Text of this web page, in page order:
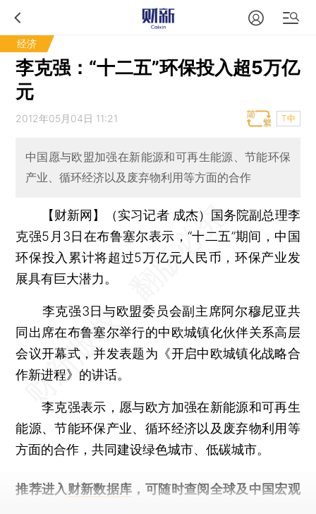
经济
李克强：“十二五”环保投入超5万亿
元
2012年05月04日 11:21 T中
中国愿与欧盟加强在新能源和可再生能源、节能环保
产业、循环经济以及废弃物利用等方面的合作
【财新网】（实习记者 成杰） 国务院副总理李
克强5月3日在布鲁塞尔表示，“十二五”期间，中国
环保投入累计将超过5万亿元人民币，环保产业发
展具有巨大潜力。
李克强3日与欧盟委员会副主席阿尔穆尼亚共
同出席在布鲁塞尔举行的中欧城镇化伙伴关系高层
会议开幕式，并发表题为《开启中欧城镇化战略合
作新进程》的讲话。
李克强表示，愿与欧方加强在新能源和可再生
能源、节能环保产业、循环经济以及废弃物利用等
方面的合作，共同建设绿色城市、低碳城市。
推荐进入 财新数据库 ，可随时查阅全球及中国宏观